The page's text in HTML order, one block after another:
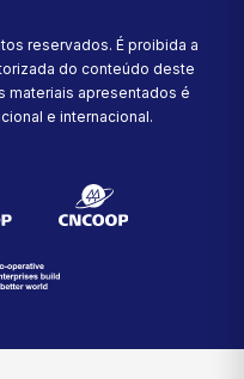
reservados. É proibida a
do conteúdo deste
materiais apresentados é
e internacional.